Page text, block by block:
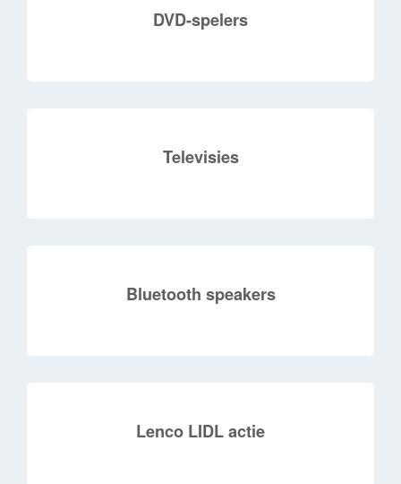
DVD-spelers
Televisies
Bluetooth speakers
Lenco LIDL actie